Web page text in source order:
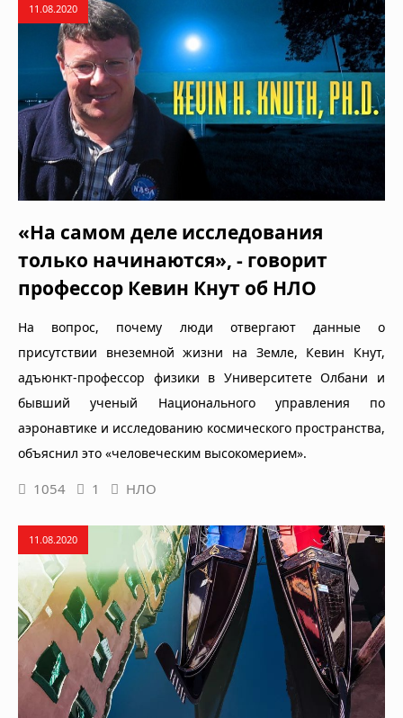
11.08.2020
«На самом деле исследования
только начинаются», - говорит
профессор Кевин Кнут об НЛО
На вопрос, почему люди отвергают данные о
присутствии внеземной жизни на Земле, Кевин Кнут,
адъюнкт-профессор физики в Университете Олбани и
бывший ученый Национального управления по
аэронавтике и исследованию космического пространства,
объяснил это «человеческим высокомерием».
1054 1 НЛО
11.08.2020